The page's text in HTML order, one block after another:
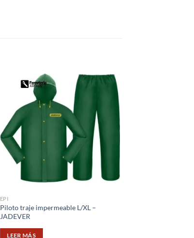
EPI
Piloto traje impermeable L/XL –
JADEVER
LEER MÁS